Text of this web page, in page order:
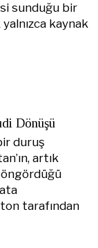
sunduğu bir
yalnızca kaynak
Dönüşü
duruş
artık
öngördüğü
tarafından